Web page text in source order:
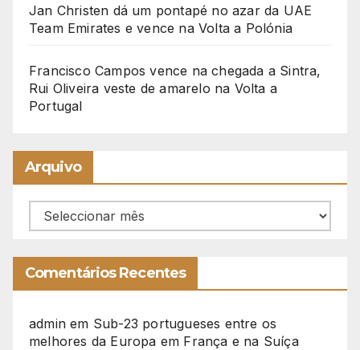
Jan Christen dá um pontapé no azar da UAE
Team Emirates e vence na Volta a Polónia
Francisco Campos vence na chegada a Sintra,
Rui Oliveira veste de amarelo na Volta a
Portugal
Arquivo
Arquivo
Comentários Recentes
admin em Sub-23 portugueses entre os
melhores da Europa em França e na Suíça